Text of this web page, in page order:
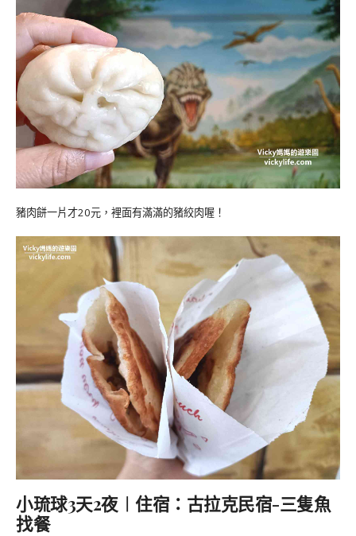
豬肉餅一片才20元，裡面有滿滿的豬絞肉喔！
小琉球3天2夜︱住宿：古拉克民宿-三隻魚
找餐